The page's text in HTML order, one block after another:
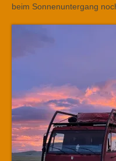
beim Sonnenuntergang